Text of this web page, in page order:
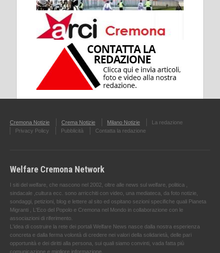
Cremona Notizie Crema Notizie Milano Notizie
La redazione
Privacy Policy
Pubblicità Contatta la redazione
Welfare Cremona Network
I siti del welfare, che nascono nel 2002, oltre alle news sul welfare, politica ,
sindacale ,cultura ecc. sono arricchiti con video, una mediateca, da foto notizie,
sondaggi, petizioni, blog e lettere al sito ed ospitano sezioni specifiche quali Pianeta
Migranti , L'Eco del Popolo e Cremona nel Mondo in collaborazione con le
associazioni di riferimento.
L'idea di costruire la rete dei portali Welfare News nasce dalla nostra esperienza
concreta e dalla ferma volontà di credere nei valori della solidarietà, delle pari
opportunità e dei diritti alla persona, sui quali siamo convinti, vada fatta più
comunicazione e migliore informazione.